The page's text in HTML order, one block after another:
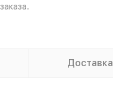
Доставка